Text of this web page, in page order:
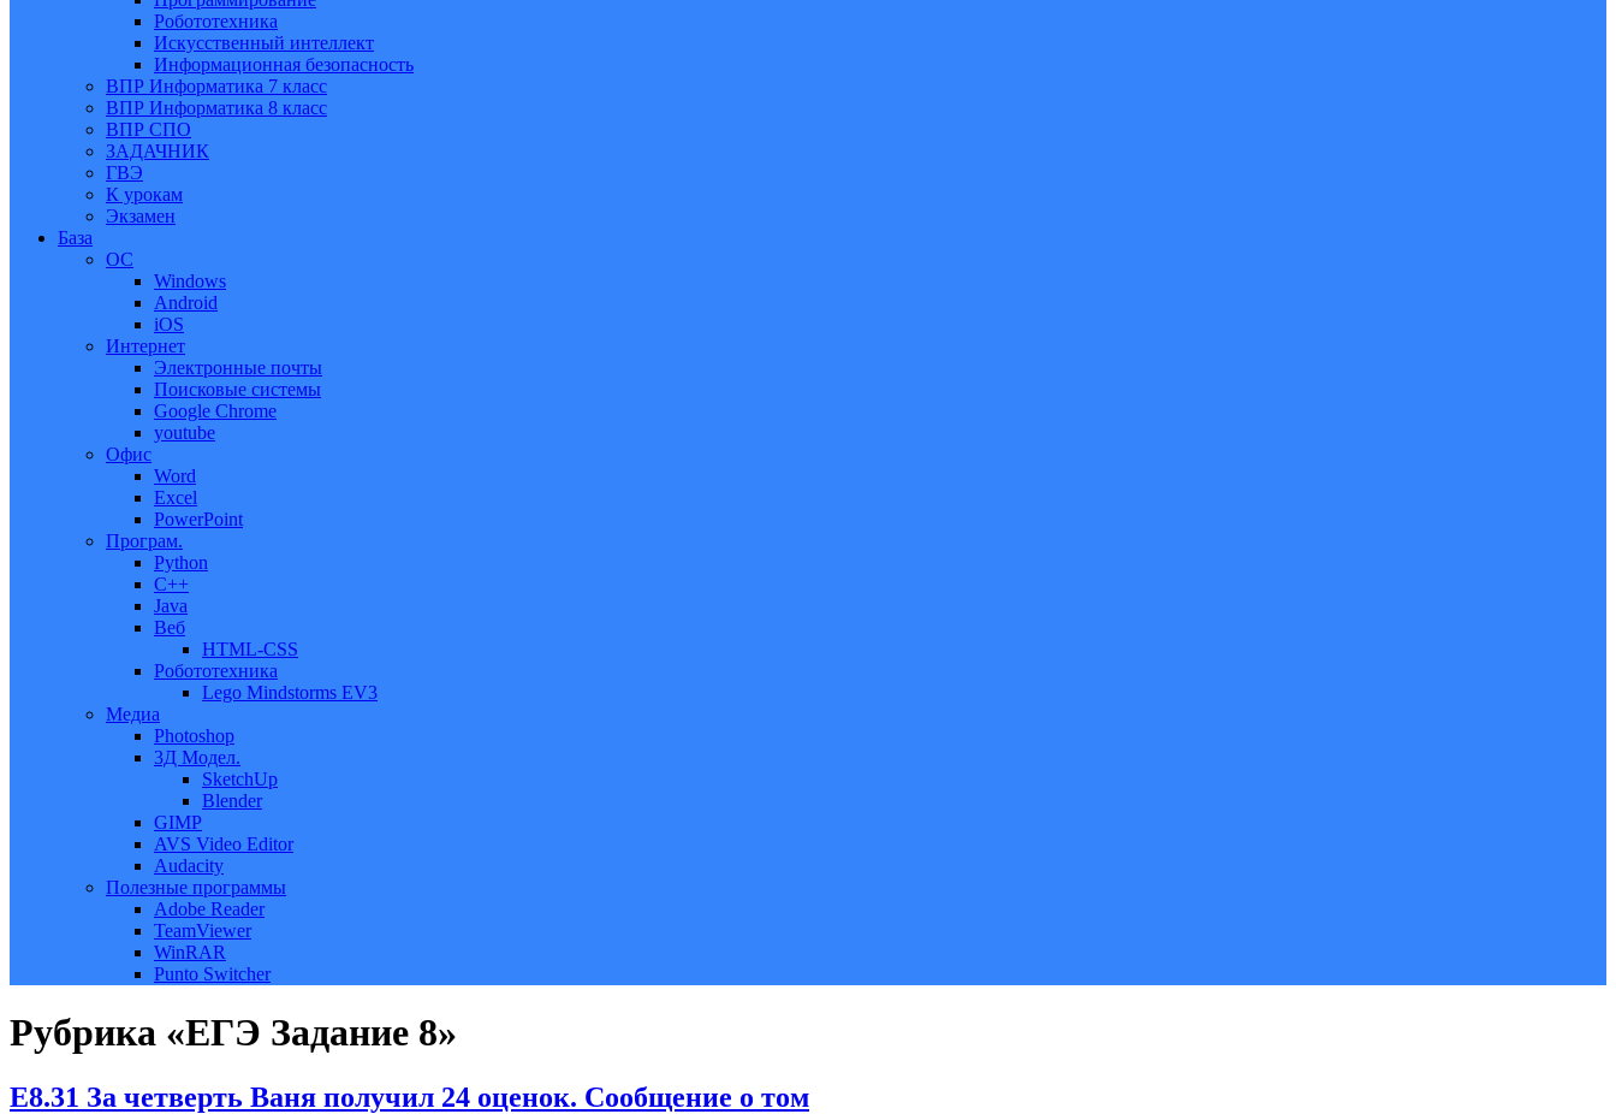
Робототехника
Искусственный интеллект
Информационная безопасность
ВПР Информатика 7 класс
ВПР Информатика 8 класс
ВПР СПО
ЗАДАЧНИК
ГВЭ
К урокам
Экзамен
База
ОС
Windows
Android
iOS
Интернет
Электронные почты
Поисковые системы
Google Chrome
youtube
Офис
Word
Excel
PowerPoint
Програм.
Python
C++
Java
Веб
HTML-CSS
Робототехника
Lego Mindstorms EV3
Медиа
Photoshop
3Д Модел.
SketchUp
Blender
GIMP
AVS Video Editor
Audacity
Полезные программы
Adobe Reader
TeamViewer
WinRAR
Punto Switcher
Рубрика «ЕГЭ Задание 8»
Е8.31 За четверть Ваня получил 24 оценок. Сообщение о том